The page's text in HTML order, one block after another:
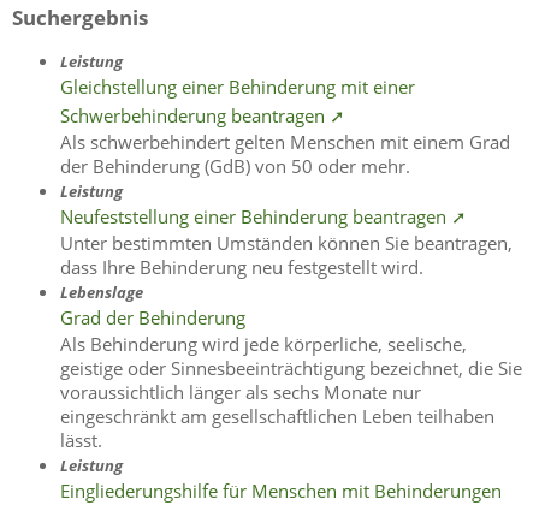
Suchergebnis
Leistung
Gleichstellung einer Behinderung mit einer
Schwerbehinderung beantragen ➚
Als schwerbehindert gelten Menschen mit einem Grad
der Behinderung (GdB) von 50 oder mehr.
Leistung
Neufeststellung einer Behinderung beantragen ➚
Unter bestimmten Umständen können Sie beantragen,
dass Ihre Behinderung neu festgestellt wird.
Lebenslage
Grad der Behinderung
Als Behinderung wird jede körperliche, seelische,
geistige oder Sinnesbeeinträchtigung bezeichnet, die Sie
voraussichtlich länger als sechs Monate nur
eingeschränkt am gesellschaftlichen Leben teilhaben
lässt.
Leistung
Eingliederungshilfe für Menschen mit Behinderungen